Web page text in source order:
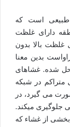
طبیعی است که
دارای غلظت
غلظت بالا بدون
بدین معنا
حل شده. غشاهای
متراکم در شبکه
می گیرد، در
جلوگیری میکند.
بخشی از غشاء که